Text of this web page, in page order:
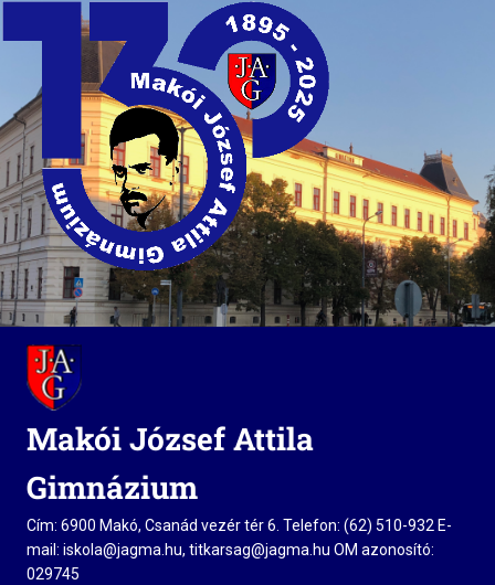
Skip
content
Makói József Attila
Gimnázium
Cím: 6900 Makó, Csanád vezér tér 6. Telefon: (62) 510-932 E-
mail: iskola@jagma.hu, titkarsag@jagma.hu OM azonosító:
029745